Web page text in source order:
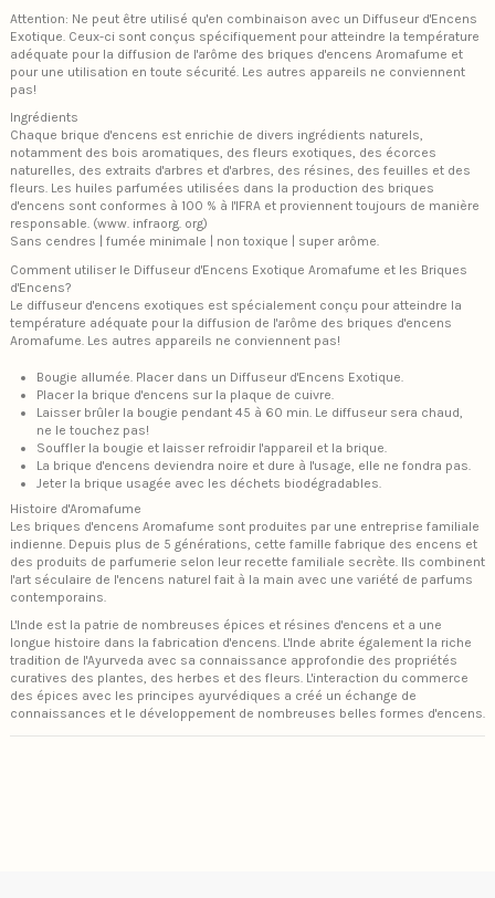
Attention: Ne peut être utilisé qu'en combinaison avec un Diffuseur d'Encens
Exotique. Ceux-ci sont conçus spécifiquement pour atteindre la température
adéquate pour la diffusion de l'arôme des briques d'encens Aromafume et
pour une utilisation en toute sécurité. Les autres appareils ne conviennent
pas!
Ingrédients
Chaque brique d'encens est enrichie de divers ingrédients naturels,
notamment des bois aromatiques, des fleurs exotiques, des écorces
naturelles, des extraits d'arbres et d'arbres, des résines, des feuilles et des
fleurs. Les huiles parfumées utilisées dans la production des briques
d'encens sont conformes à 100 % à l'IFRA et proviennent toujours de manière
responsable. (www. infraorg. org)
Sans cendres | fumée minimale | non toxique | super arôme.
Comment utiliser le Diffuseur d'Encens Exotique Aromafume et les Briques
d'Encens?
Le diffuseur d'encens exotiques est spécialement conçu pour atteindre la
température adéquate pour la diffusion de l'arôme des briques d'encens
Aromafume. Les autres appareils ne conviennent pas!
Bougie allumée. Placer dans un Diffuseur d'Encens Exotique.
Placer la brique d'encens sur la plaque de cuivre.
Laisser brûler la bougie pendant 45 à 60 min. Le diffuseur sera chaud,
ne le touchez pas!
Souffler la bougie et laisser refroidir l'appareil et la brique.
La brique d'encens deviendra noire et dure à l'usage, elle ne fondra pas.
Jeter la brique usagée avec les déchets biodégradables.
Histoire d'Aromafume
Les briques d'encens Aromafume sont produites par une entreprise familiale
indienne. Depuis plus de 5 générations, cette famille fabrique des encens et
des produits de parfumerie selon leur recette familiale secrète. Ils combinent
l'art séculaire de l'encens naturel fait à la main avec une variété de parfums
contemporains.
L'Inde est la patrie de nombreuses épices et résines d'encens et a une
longue histoire dans la fabrication d'encens. L'Inde abrite également la riche
tradition de l'Ayurveda avec sa connaissance approfondie des propriétés
curatives des plantes, des herbes et des fleurs. L'interaction du commerce
des épices avec les principes ayurvédiques a créé un échange de
connaissances et le développement de nombreuses belles formes d'encens.